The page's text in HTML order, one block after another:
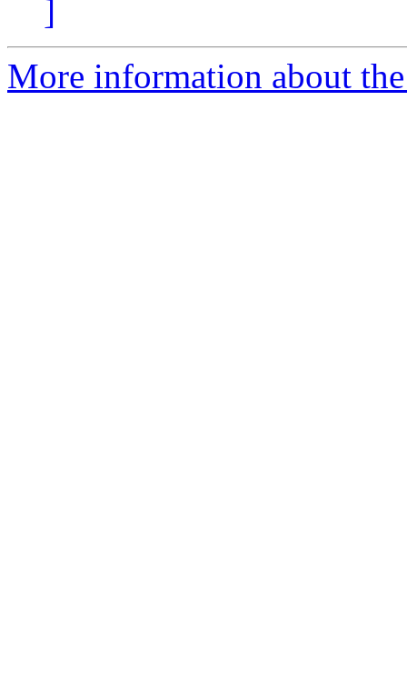
]
More information about